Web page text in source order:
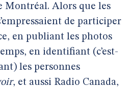
Montréal. Alors que les
de participer
en publiant les photos
en identifiant (c’est-
les personnes
, et aussi Radio Canada,